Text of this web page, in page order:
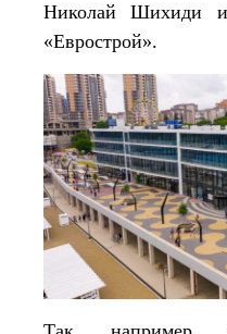
Николай Шихиди
«Еврострой».